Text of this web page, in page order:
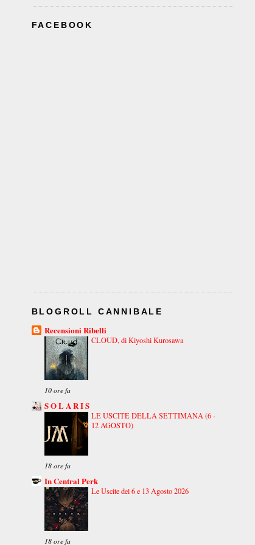
FACEBOOK
BLOGROLL CANNIBALE
Recensioni Ribelli
CLOUD, di Kiyoshi Kurosawa
10 ore fa
S O L A R I S
LE USCITE DELLA SETTIMANA (6 -
12 AGOSTO)
18 ore fa
In Central Perk
Le Uscite del 6 e 13 Agosto 2026
18 ore fa